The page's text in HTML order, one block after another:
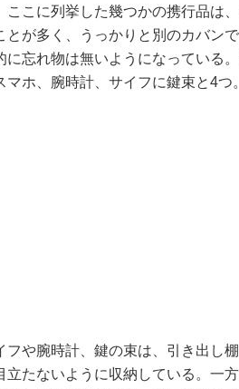
ここに列挙した幾つかの携行品は
とが多く、うっかりと別のカバン
に忘れ物は無いようになっている
マホ、腕時計、サイフに鍵束と4つ。
や腕時計、鍵の束は、引き出し
立たないように収納している。一